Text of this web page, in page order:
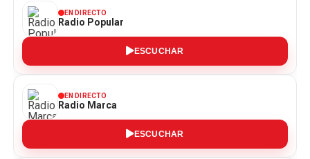
EN DIRECTO
Radio Popular
ESCUCHAR
EN DIRECTO
Radio Marca
ESCUCHAR